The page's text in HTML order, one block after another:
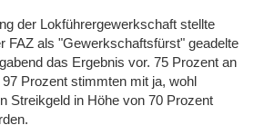
der Lokführergewerkschaft stellte
FAZ als "Gewerkschaftsfürst" geadelte
das Ergebnis vor. 75 Prozent an
Prozent stimmten mit ja, wohl
Streikgeld in Höhe von 70 Prozent